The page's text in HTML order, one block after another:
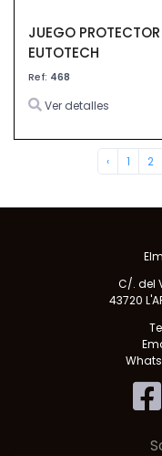
JUEGO
EUTOTECH
Ref: 468
Ver detalles
‹ 1 2
C/. del
43720